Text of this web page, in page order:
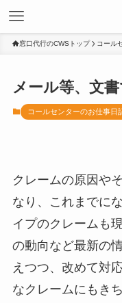
窓口代行のCWSトップ コール
メール等、文
コールセンターのお仕事日
クレームの原因や
なり、これまでに
イプのクレームも
の動向など最新の
えつつ、改めて対
なクレームにもき